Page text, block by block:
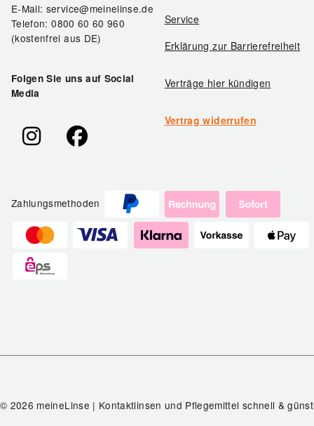
E-Mail: service@meinelinse.de
Telefon: 0800 60 60 960
(kostenfrei aus DE)
Folgen Sie uns auf Social
Media
Service
Erklärung zur Barrierefreiheit
Verträge hier kündigen
Vertrag widerrufen
Zahlungsmethoden
© 2026 meineLinse | Kontaktlinsen und Pflegemittel schnell &